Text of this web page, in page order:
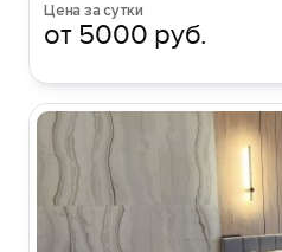
Цена за сутки
от 5000 руб.